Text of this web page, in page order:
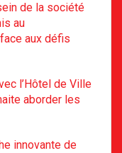
de la société
au
aux défis
l’Hôtel de Ville
aborder les
innovante de